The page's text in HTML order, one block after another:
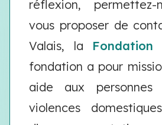
réflexion,
vous proposer de
Valais, la Fondation
fondation a pour
aide aux
violences